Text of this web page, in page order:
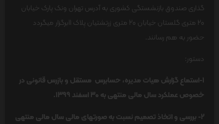
گذاری صندوق بازنشستگی کشوری به آدرس تهران ونک پارک خیابان
20 متری گلستان خیابان 20 متری زرتشتیان پلاک 11برگزار می­گردد
حضور به هم رسانند.
دستور:
1-استماع گزارش هیات مدیره، حسابرس مستقل و بازرس قانونی در
خصوص عملکرد سال مالی منتهی به 30 اسفند 1399.
2- بررسی و اتخاذ تصمیم نسبت به صورت­های مالی سال مالی منتهی